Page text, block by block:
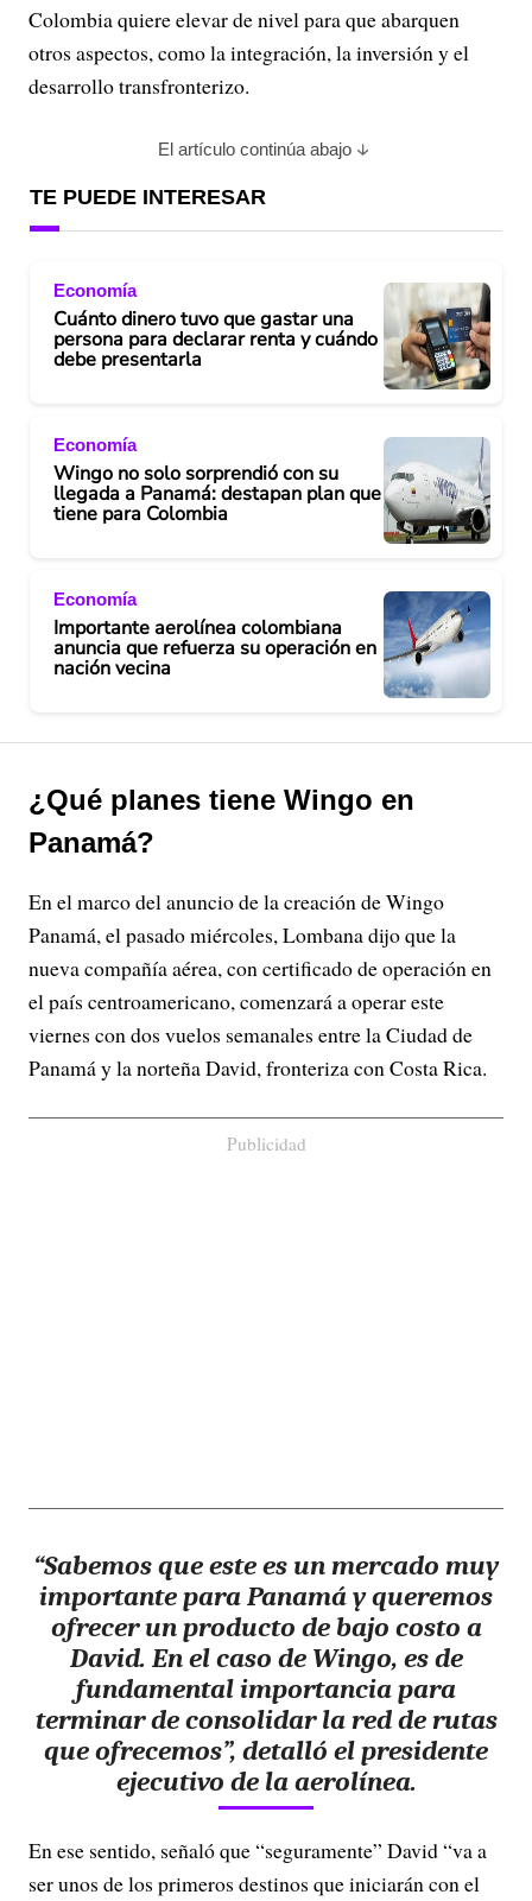
Colombia quiere elevar de nivel para que abarquen
otros aspectos, como la integración, la inversión y el
desarrollo transfronterizo.
El artículo continúa abajo
TE PUEDE INTERESAR
Economía
Cuánto dinero tuvo que gastar una
persona para declarar renta y cuándo
debe presentarla
Economía
Wingo no solo sorprendió con su
llegada a Panamá: destapan plan que
tiene para Colombia
Economía
Importante aerolínea colombiana
anuncia que refuerza su operación en
nación vecina
¿Qué planes tiene Wingo en
Panamá?
En el marco del anuncio de la creación de Wingo
Panamá, el pasado miércoles, Lombana dijo que la
nueva compañía aérea, con certificado de operación en
el país centroamericano, comenzará a operar este
viernes con dos vuelos semanales entre la Ciudad de
Panamá y la norteña David, fronteriza con Costa Rica.
Publicidad
“Sabemos que este es un mercado muy
importante para Panamá y queremos
ofrecer un producto de bajo costo a
David. En el caso de Wingo, es de
fundamental importancia para
terminar de consolidar la red de rutas
que ofrecemos”, detalló el presidente
ejecutivo de la aerolínea.
En ese sentido, señaló que “seguramente” David “va a
ser unos de los primeros destinos que iniciarán con el